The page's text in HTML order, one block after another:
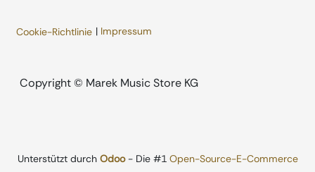
Cookie-Richtlinie | Impressum
​Copyright © Marek Music Store KG
Unterstützt durch Odoo - Die #1 Open-Source-E-Commerce